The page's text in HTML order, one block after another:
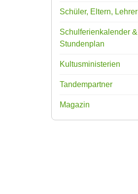
Schüler, Eltern, Lehrer
Schulferienkalender &
Stundenplan
Kultusministerien
Tandempartner
Magazin